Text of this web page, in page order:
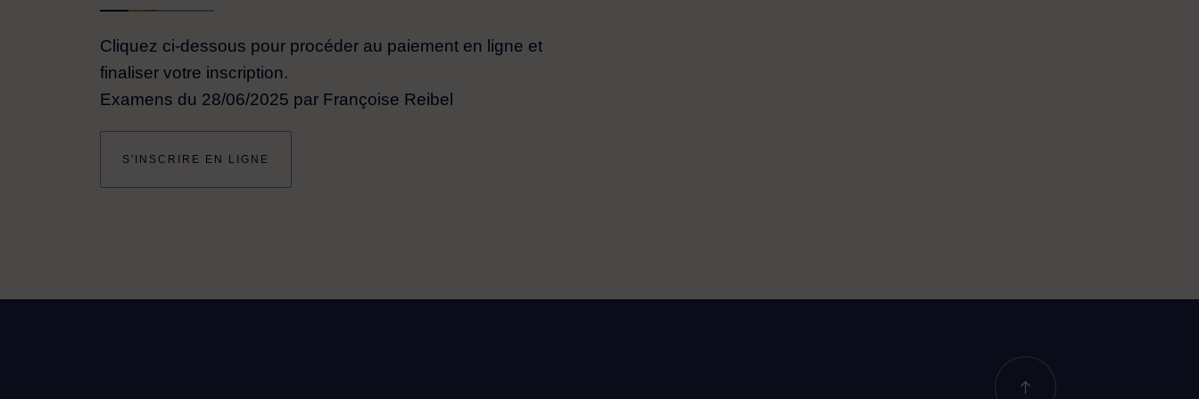
Cliquez ci-dessous pour procéder au paiement en ligne et
finaliser votre inscription.
Examens du 28/06/2025 par Françoise Reibel
S'INSCRIRE EN LIGNE